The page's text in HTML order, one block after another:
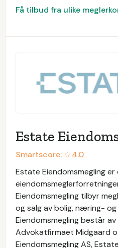
Få tilbud fra ulike
Estate
Smartscore: ☆4.0
Estate Eiendomsmegling
Eiendomsmegling tilbyr
og salg av bolig, næring-
Eiendomsmegling består av
Advokatfirmaet Midgaard
Eiendomsmegling AS,